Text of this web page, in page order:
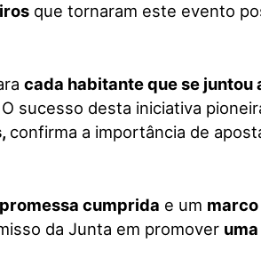
que tornaram este evento
cada habitante que se juntou
sucesso desta iniciativa
confirma a importância de
promessa cumprida e um
da Junta em promover